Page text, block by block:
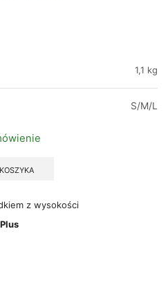
1,1 kg
S/M/L
z wysokości